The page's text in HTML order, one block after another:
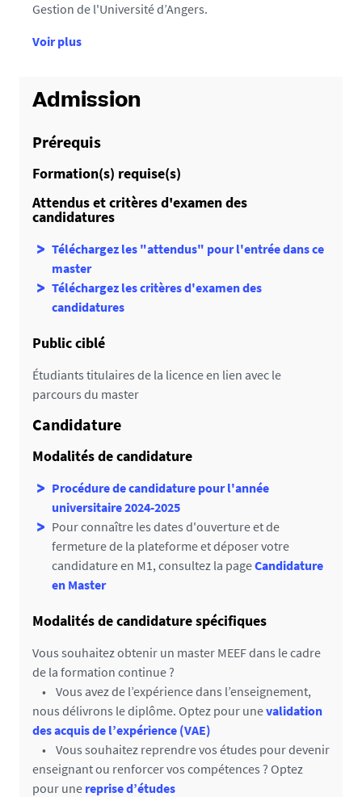
Gestion de l'Université d’Angers.
Voir plusd
é
a
l
Admission
Prérequis
Formation(s) requise(s)
Attendus et critères d'examen des
candidatures
Téléchargez les "attendus" pour l'entrée dans ce
master
Téléchargez les critères d'examen des
candidatures
Public ciblé
Étudiants titulaires de la licence en lien avec le
parcours du master
Candidature
Modalités de candidature
Procédure de candidature pour l'année
universitaire 2024-2025
Pour connaître les dates d'ouverture et de
fermeture de la plateforme et déposer votre
candidature en M1, consultez la pageCandidature
en Master
Modalités de candidature spécifiques
Vous souhaitez obtenir un master MEEF dans le cadre
de la formation continue ?
• Vous avez de l’expérience dans l’enseignement,
nous délivrons le diplôme. Optez pour unevalidation
des acquis de l’expérience (VAE)
• Vous souhaitez reprendre vos études pour devenir
enseignant ou renforcer vos compétences ? Optez
pour une reprise d’études